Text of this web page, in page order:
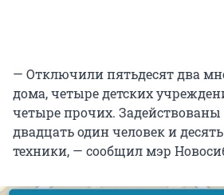
— Отключили пятьдесят два
дома, четыре детских
четыре прочих. Задействованы
двадцать один человек и
техники, — сообщил мэр